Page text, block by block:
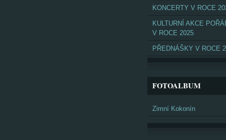
KONCERTY V ROCE
KULTURNÍ AKCE
V ROCE 2025
PŘEDNÁŠKY V ROCE
FOTOALBUM
Zimní Kokonín